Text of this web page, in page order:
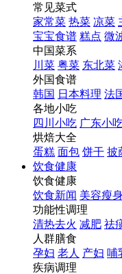
常见菜式
家常菜 热菜 凉菜
宝宝食谱 糕点 微
中国菜系
川菜 粤菜 东北菜
外国食谱
韩国 日本料理 法
各地小吃
四川小吃 广东小
烘焙大全
蛋糕 面包 饼干 披
饮食健康
饮食健康
饮食新闻 美容瘦
功能性调理
清热去火 减肥 祛
人群膳食
孕妇 老人 产妇 哺
疾病调理